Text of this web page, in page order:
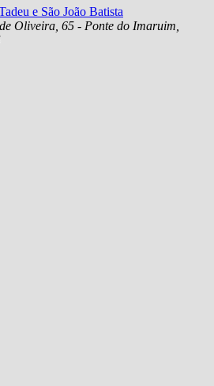
e São João Batista
Oliveira, 65 - Ponte do Imaruim